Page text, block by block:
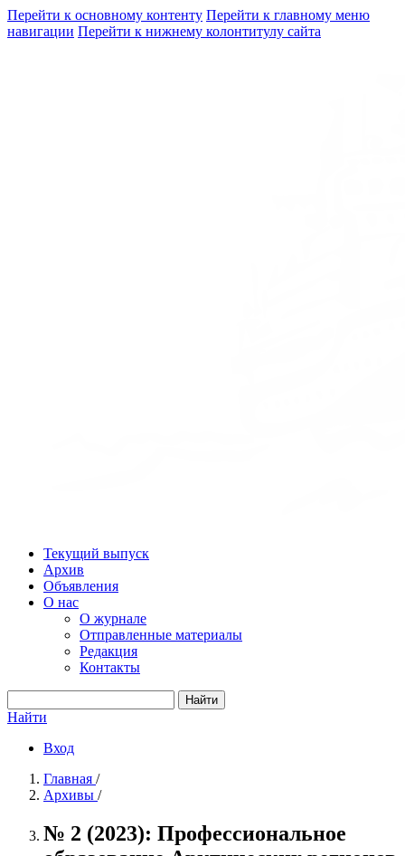
Перейти к основному контенту Перейти к главному меню
навигации Перейти к нижнему колонтитулу сайта
Текущий выпуск
Архив
Объявления
О нас
О журнале
Отправленные материалы
Редакция
Контакты
Найти
Найти
Вход
Главная /
Архивы /
№ 2 (2023): Профессиональное